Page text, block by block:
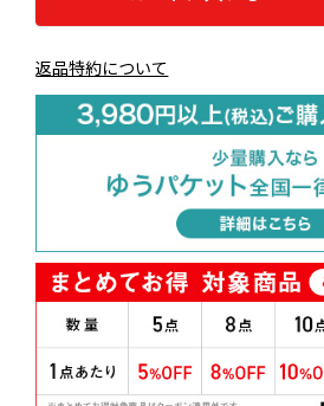
返品特約について